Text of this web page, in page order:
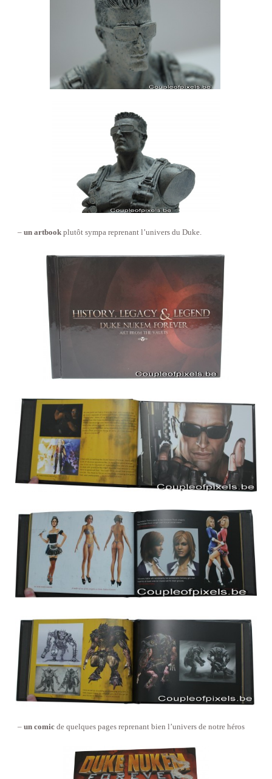
– un artbook plutôt sympa reprenant l’univers du Duke.
– un comic de quelques pages reprenant bien l’univers de notre héros